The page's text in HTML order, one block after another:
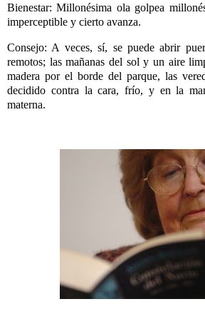
Bienestar: Millonésima ola golpea
imperceptible y cierto avanza.
Consejo: A veces, sí, se puede abrir
remotos; las mañanas del sol y un aire
madera por el borde del parque, las
decidido contra la cara, frío, y en la
materna.